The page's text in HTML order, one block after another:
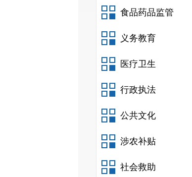
食品药品监管
义务教育
医疗卫生
行政执法
公共文化
涉农补贴
社会救助